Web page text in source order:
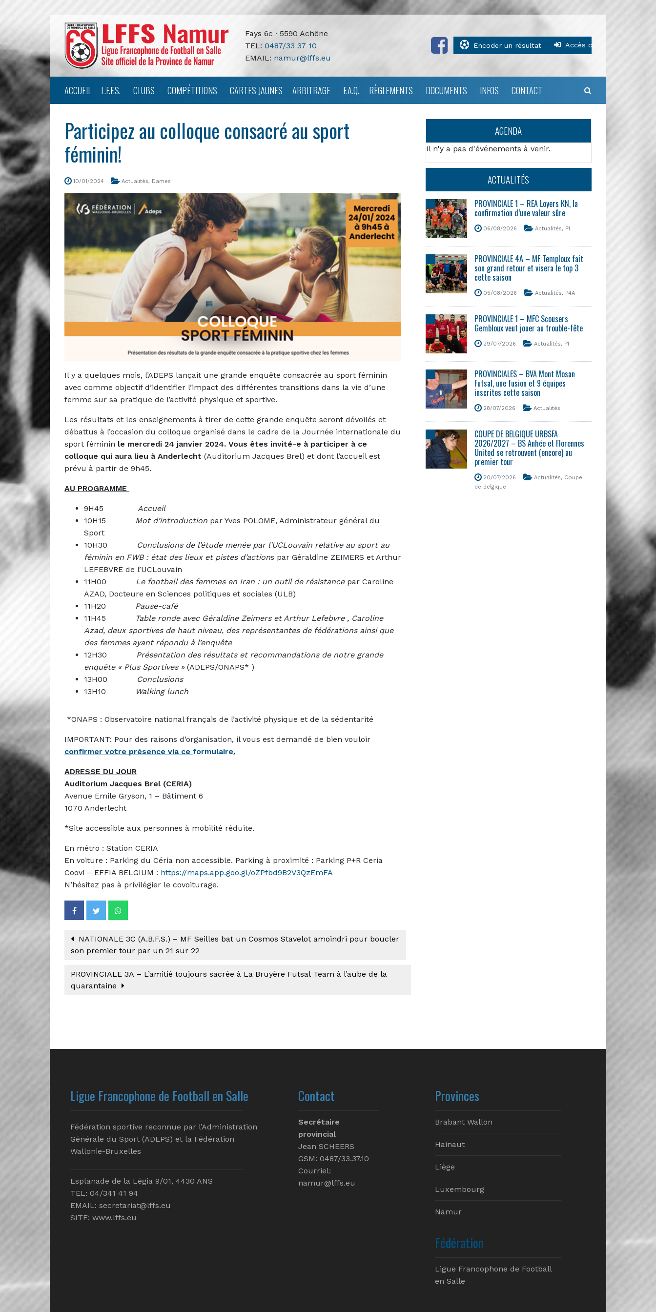
Fays 6c · 5590 Achêne
TEL: 0487/33 37 10
EMAIL: namur@lffs.eu
Encoder un résultat Accès clubs
ACCUEIL L.F.F.S. CLUBS COMPÉTITIONS CARTES JAUNES ARBITRAGE F.A.Q. RÈGLEMENTS DOCUMENTS INFOS CONTACT
Participez au colloque consacré au sport
féminin!
10/01/2024 Actualités, Dames
Il y a quelques mois, l’ADEPS lançait une grande enquête consacrée au sport féminin
avec comme objectif d’identifier l’impact des différentes transitions dans la vie d’une
femme sur sa pratique de l’activité physique et sportive.
Les résultats et les enseignements à tirer de cette grande enquête seront dévoilés et
débattus à l’occasion du colloque organisé dans le cadre de la Journée internationale du
sport féminin le mercredi 24 janvier 2024. Vous êtes invité-e à participer à ce
colloque qui aura lieu à Anderlecht (Auditorium Jacques Brel) et dont l’accueil est
prévu à partir de 9h45.
AU PROGRAMME
9H45 Accueil
10H15 Mot d’introduction par Yves POLOME, Administrateur général du
Sport
10H30
Conclusions de l’étude menée par l’UCLouvain relative au sport au
féminin en FWB : état des lieux et pistes d’actions par Géraldine ZEIMERS et Arthur
LEFEBVRE de l’UCLouvain
11H00 Le football des femmes en Iran : un outil de résistance par Caroline
AZAD, Docteure en Sciences politiques et sociales (ULB)
11H20 Pause-café
11H45
Table ronde avec Géraldine Zeimers et Arthur Lefebvre , Caroline
Azad, deux sportives de haut niveau, des représentantes de fédérations ainsi que
des femmes ayant répondu à l’enquête
12H30 Présentation des résultats et recommandations de notre grande
enquête « Plus Sportives » (ADEPS/ONAPS* )
13H00
Conclusions
13H10
Walking lunch
*ONAPS : Observatoire national français de l’activité physique et de la sédentarité
IMPORTANT: Pour des raisons d’organisation, il vous est demandé de bien vouloir
confirmer votre présence via ce formulaire.
ADRESSE DU JOUR
Auditorium Jacques Brel (CERIA)
Avenue Emile Gryson, 1 – Bâtiment 6
1070 Anderlecht
*Site accessible aux personnes à mobilité réduite.
En métro : Station CERIA
En voiture : Parking du Céria non accessible. Parking à proximité : Parking P+R Ceria
Coovi – EFFIA BELGIUM : https://maps.app.goo.gl/oZPfbd9B2V3QzEmFA
N’hésitez pas à privilégier le covoiturage.
NATIONALE 3C (A.B.F.S.) – MF Seilles bat un Cosmos Stavelot amoindri pour boucler
son premier tour par un 21 sur 22
PROVINCIALE 3A – L’amitié toujours sacrée à La Bruyère Futsal Team à l’aube de la
quarantaine
AGENDA
Il n'y a pas d'événements à venir.
ACTUALITÉS
PROVINCIALE 1 – REA Loyers KN, la
confirmation d’une valeur sûre
06/08/2026 Actualités, P1
PROVINCIALE 4A – MF Temploux fait
son grand retour et visera le top 3
cette saison
05/08/2026 Actualités, P4A
PROVINCIALE 1 – MFC Scousers
Gembloux veut jouer au trouble-fête
29/07/2026 Actualités, P1
PROVINCIALES – BVA Mont Mosan
Futsal, une fusion et 9 équipes
inscrites cette saison
28/07/2026 Actualités
COUPE DE BELGIQUE URBSFA
2026/2027 – BS Anhée et Florennes
United se retrouvent (encore) au
premier tour
20/07/2026 Actualités, Coupe
de Belgique
Ligue Francophone de Football en Salle
Fédération sportive reconnue par l’Administration
Générale du Sport (ADEPS) et la Fédération
Wallonie-Bruxelles
Esplanade de la Légia 9/01, 4430 ANS
TEL: 04/341 41 94
EMAIL: secretariat@lffs.eu
SITE: www.lffs.eu
Contact
Secrétaire
provincial
Jean SCHEERS
GSM: 0487/33.37.10
Courriel:
namur@lffs.eu
Provinces
Brabant Wallon
Hainaut
Liège
Luxembourg
Namur
Fédération
Ligue Francophone de Football
en Salle